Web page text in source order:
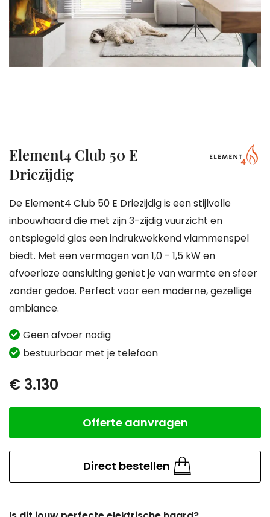
Ga
naar
het
begin
van
de
afbeeldingen-
gallerij
Element4 Club 50 E
Driezijdig
De Element4 Club 50 E Driezijdig is een stijlvolle
inbouwhaard die met zijn 3-zijdig vuurzicht en
ontspiegeld glas een indrukwekkend vlammenspel
biedt. Met een vermogen van 1,0 - 1,5 kW en
afvoerloze aansluiting geniet je van warmte en sfeer
zonder gedoe. Perfect voor een moderne, gezellige
ambiance.
Geen afvoer nodig
bestuurbaar met je telefoon
€ 3.130
Direct bestellen
Offerte aanvragen